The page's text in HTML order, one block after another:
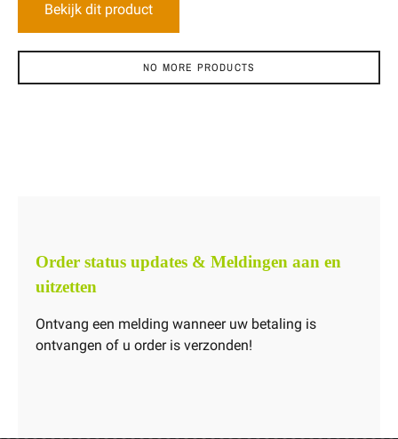
Bekijk dit product
NO MORE PRODUCTS
Order status updates & Meldingen aan en
uitzetten
Ontvang een melding wanneer uw betaling is
ontvangen of u order is verzonden!